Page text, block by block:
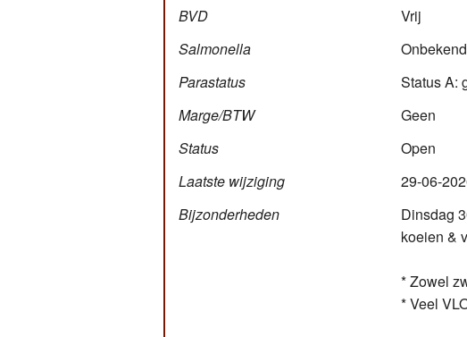
BVD
Vrij
Salmonella
Onbekend
Parastatus
Status A:
Marge/BTW
Geen
Status
Open
Laatste wijziging
29-06-
Bijzonderheden
Dinsdag
koeien &
* Zowel
* Veel